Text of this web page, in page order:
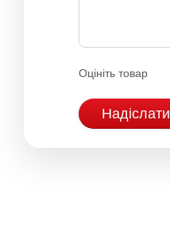
Оцініть товар
Надіслати